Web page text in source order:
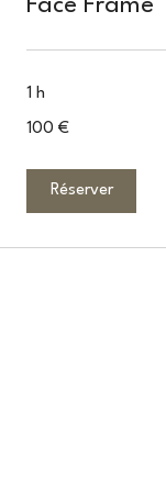
Face Frame
1 h
100
euros
100 €
Réserver